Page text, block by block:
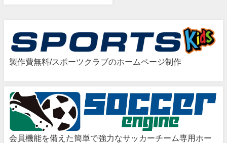
製作費無料/スポーツクラブのホームページ制作
会員機能を備えた簡単で強力なサッカーチーム専用ホー